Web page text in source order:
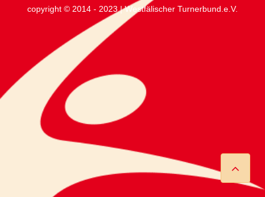
copyright © 2014 - 2023 | Westfälischer Turnerbund.e.V.